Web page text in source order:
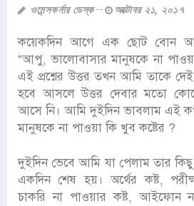
ওমেন্সকর্নার ডেস্ক অক্টোবর ২১, ২০১৭
কয়েকদিন আগে এক ছোট বোন
“আপু, ভালোবাসার মানুষকে না
এই প্রশ্নের উত্তর তখন আমি তাকে
হবে আসলে উত্তর দেবার মতো
আসে নি। আমি দুইদিন ভাবলাম এই
মানুষকে না পাওয়া কি খুব কষ্টের ?
দুইদিন ভেবে আমি যা পেলাম তার কিছু
একদিন শেষ হয়। অর্থের কষ্ট,
চাকরি না পাওয়ার কষ্ট, আইফোন